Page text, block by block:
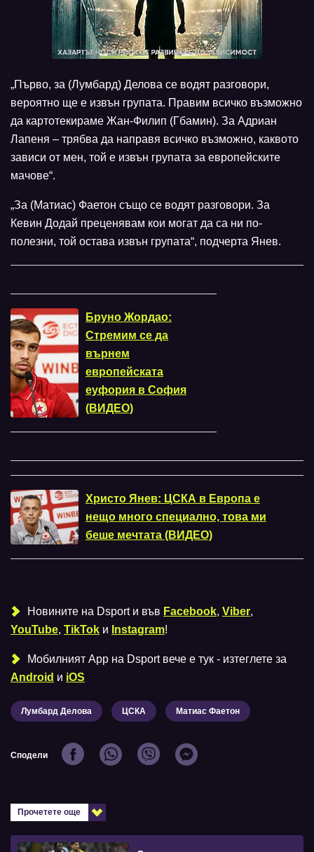
„Първо, за (Лумбард) Делова се водят разговори,
вероятно ще е извън групата. Правим всичко възможно
да картотекираме Жан-Филип (Гбамин). За Адриан
Лапеня – трябва да направя всичко възможно, каквото
зависи от мен, той е извън групата за европейските
мачове“.
„За (Матиас) Фаетон също се водят разговори. За
Кевин Додай преценявам кои могат да са ни по-
полезни, той остава извън групата“, подчерта Янев.
Бруно Жордао:
Стремим се да
върнем
европейската
еуфория в София
(ВИДЕО)
Христо Янев: ЦСКА в Европа е
нещо много специално, това ми
беше мечтата (ВИДЕО)
Новините на Dsport и във Facebook, Viber,
YouTube, TikTok и Instagram!
Мобилният Аpp на Dsport вече е тук - изтеглете за
Android и iOS
Лумбард Делова ЦСКА Матиас Фаетон
Сподели
Прочетете още